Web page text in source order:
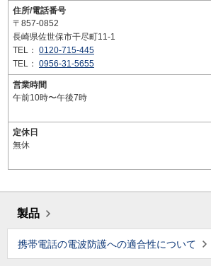
住所/電話番号
〒857-0852
長崎県佐世保市干尽町11-1
TEL： 0120-715-445
TEL： 0956-31-5655
営業時間
午前10時〜午後7時
定休日
無休
製品
携帯電話の電波防護への適合性について